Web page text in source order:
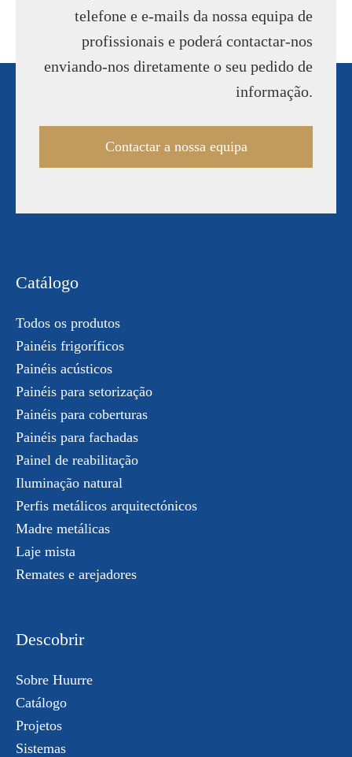
telefone e e-mails da nossa equipa de
profissionais e poderá contactar-nos
enviando-nos diretamente o seu pedido de
informação.
Contactar a nossa equipa
Catálogo
Todos os produtos
Painéis frigoríficos
Painéis acústicos
Painéis para setorização
Painéis para coberturas
Painéis para fachadas
Painel de reabilitação
Iluminação natural
Perfis metálicos arquitectónicos
Madre metálicas
Laje mista
Remates e arejadores
Descobrir
Sobre Huurre
Catálogo
Projetos
Sistemas